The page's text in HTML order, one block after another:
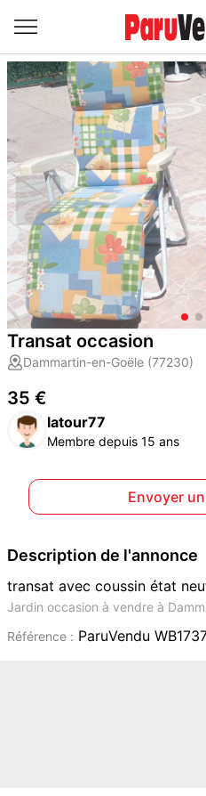
Transat occasion
Dammartin-en-Goële (77230)
35 €
latour77
Membre depuis 15 ans
Envoyer
Description de l'annonce
transat avec coussin état
Jardin occasion à vendre à
Référence : ParuVendu